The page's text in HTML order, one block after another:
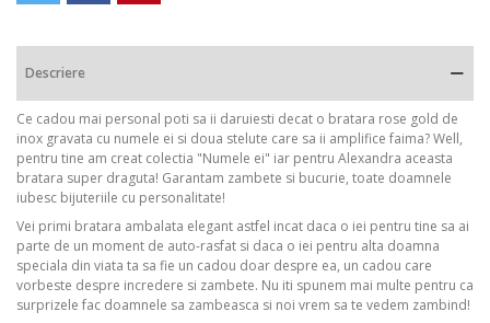
Descriere
Ce cadou mai personal poti sa ii daruiesti decat o bratara rose gold de
inox gravata cu numele ei si doua stelute care sa ii amplifice faima? Well,
pentru tine am creat colectia "Numele ei" iar pentru Alexandra aceasta
bratara super draguta! Garantam zambete si bucurie, toate doamnele
iubesc bijuteriile cu personalitate!
Vei primi bratara ambalata elegant astfel incat daca o iei pentru tine sa ai
parte de un moment de auto-rasfat si daca o iei pentru alta doamna
speciala din viata ta sa fie un cadou doar despre ea, un cadou care
vorbeste despre incredere si zambete. Nu iti spunem mai multe pentru ca
surprizele fac doamnele sa zambeasca si noi vrem sa te vedem zambind!